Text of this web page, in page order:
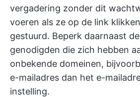
vergadering zonder dit
voeren als ze op de link
gestuurd. Beperk daarnaast
genodigden die zich hebben
onbekende domeinen,
e-mailadres dan het e-
instelling.